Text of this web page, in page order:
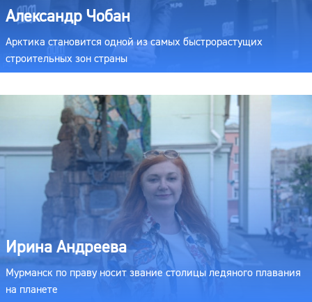
Александр Чобан
Арктика становится одной из самых быстрорастущих
строительных зон страны
Ирина Андреева
Мурманск по праву носит звание столицы ледяного плавания
на планете